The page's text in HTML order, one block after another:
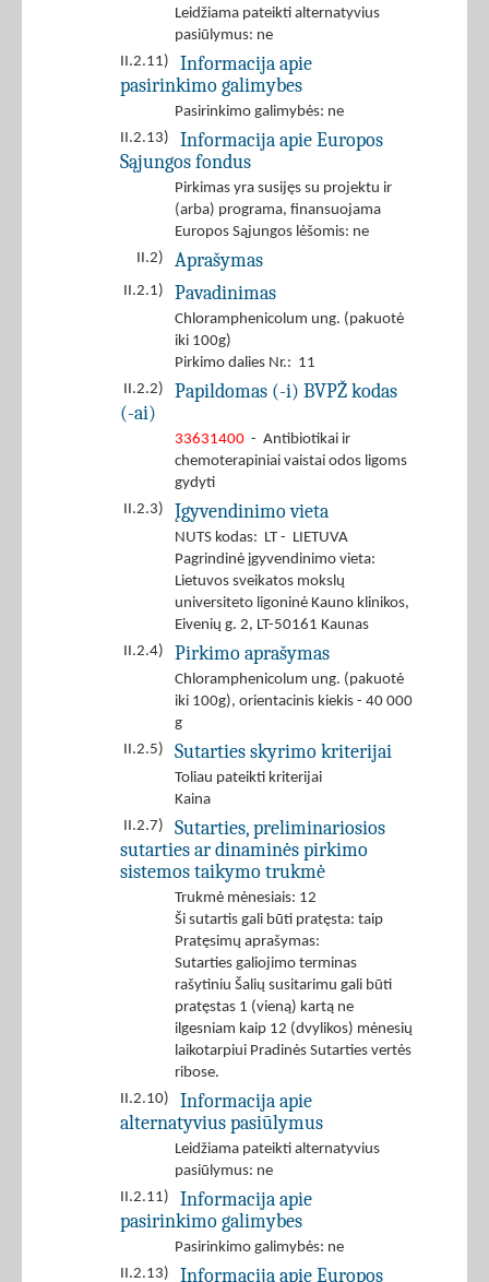
Leidžiama pateikti alternatyvius
pasiūlymus: ne
II.2.11)
Informacija apie
pasirinkimo galimybes
Pasirinkimo galimybės: ne
II.2.13)
Informacija apie Europos
Sąjungos fondus
Pirkimas yra susijęs su projektu ir
(arba) programa, finansuojama
Europos Sąjungos lėšomis: ne
II.2)
Aprašymas
II.2.1) Pavadinimas
Chloramphenicolum ung. (pakuotė
iki 100g)
Pirkimo dalies Nr.: 11
II.2.2)
Papildomas (-i) BVPŽ kodas
(-ai)
33631400 - Antibiotikai ir
chemoterapiniai vaistai odos ligoms
gydyti
II.2.3)
Įgyvendinimo vieta
NUTS kodas: LT - LIETUVA
Pagrindinė įgyvendinimo vieta:
Lietuvos sveikatos mokslų
universiteto ligoninė Kauno klinikos,
Eivenių g. 2, LT-50161 Kaunas
II.2.4)
Pirkimo aprašymas
Chloramphenicolum ung. (pakuotė
iki 100g), orientacinis kiekis - 40 000
g
II.2.5)
Sutarties skyrimo kriterijai
Toliau pateikti kriterijai
Kaina
II.2.7)
Sutarties, preliminariosios
sutarties ar dinaminės pirkimo
sistemos taikymo trukmė
Trukmė mėnesiais: 12
Ši sutartis gali būti pratęsta: taip
Pratęsimų aprašymas:
Sutarties galiojimo terminas
rašytiniu Šalių susitarimu gali būti
pratęstas 1 (vieną) kartą ne
ilgesniam kaip 12 (dvylikos) mėnesių
laikotarpiui Pradinės Sutarties vertės
ribose.
II.2.10)
Informacija apie
alternatyvius pasiūlymus
Leidžiama pateikti alternatyvius
pasiūlymus: ne
II.2.11)
Informacija apie
pasirinkimo galimybes
Pasirinkimo galimybės: ne
II.2.13)
Informacija apie Europos